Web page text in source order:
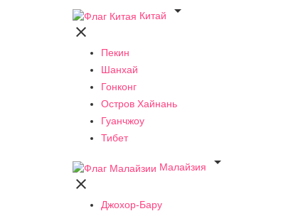
Китай


Пекин
Шанхай
Гонконг
Остров Хайнань
Гуанчжоу
Тибет
Малайзия


Джохор-Бару